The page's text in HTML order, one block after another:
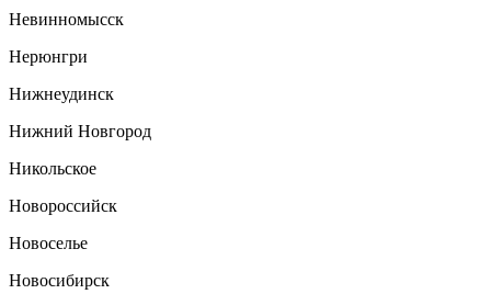
Невинномысск
Нерюнгри
Нижнеудинск
Нижний Новгород
Никольское
Новороссийск
Новоселье
Новосибирск